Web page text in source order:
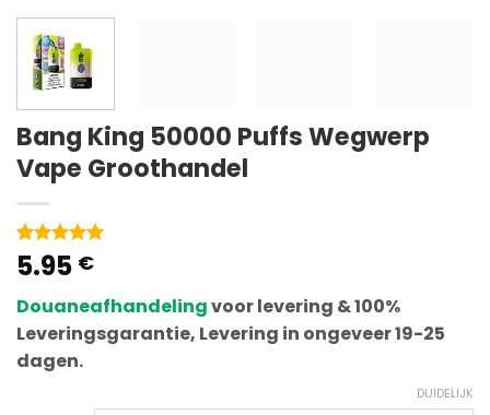
Bang King 50000 Puffs Wegwerp
Vape Groothandel
Gewaardeerd
5van 5
op
1
klantenbeoordeling
5.95 €
Douaneafhandelingvoor levering & 100%
Leveringsgarantie, Levering in ongeveer 19-25
dagen.
DUIDELIJK